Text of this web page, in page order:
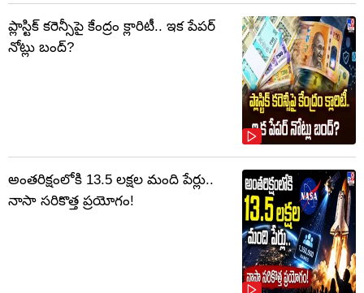
ప్లాస్టిక్‌ కరెన్సీపై కేంద్రం క్లారిటీ.. ఇక పేపర్‌
నోట్లు బంద్‌?
అంతరిక్షంలోకి 13.5 లక్షల మంది పేర్లు..
నాసా సరికొత్త ప్రయోగం!